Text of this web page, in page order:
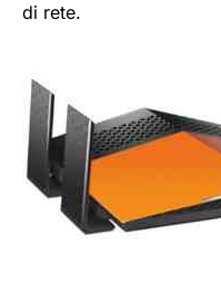
di rete.